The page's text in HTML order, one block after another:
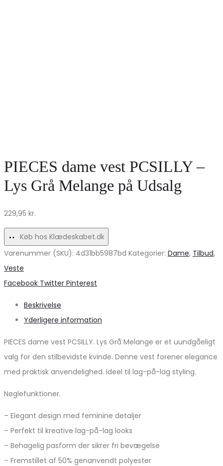
PIECES dame vest PCSILLY –
Lys Grå Melange på Udsalg
229,95 kr.
Køb hos Klædeskabet.dk
Varenummer (SKU): 4d31bb5987bd Kategorier: Dame, Tilbud,
Veste
Share
Facebook Twitter Pinterest
Beskrivelse
Yderligere information
PIECES dame vest PCSILLY. Lys Grå Melange er et uundgåeligt
valg for den stilbevidste kvinde. Denne vest forener elegance
med praktisk anvendelighed. Ideel til lag-på-lag styling.
Nøglefunktioner.
– Elegant design med feminine detaljer
– Perfekt til kreative lag-på-lag looks
– Behagelig pasform der sikrer fri bevægelse
– Fremstillet af 50% genanvendt polyester